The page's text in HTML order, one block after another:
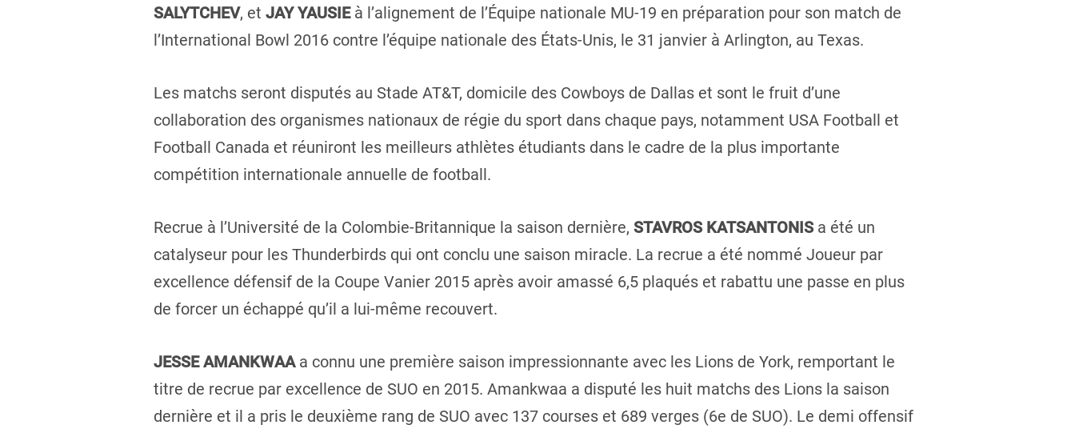
SALYTCHEV, et JAY YAUSIE à l’alignement de l’Équipe nationale MU-19 en préparation pour son match de
l’International Bowl 2016 contre l’équipe nationale des États-Unis, le 31 janvier à Arlington, au Texas.
Les matchs seront disputés au Stade AT&T, domicile des Cowboys de Dallas et sont le fruit d’une
collaboration des organismes nationaux de régie du sport dans chaque pays, notamment USA Football et
Football Canada et réuniront les meilleurs athlètes étudiants dans le cadre de la plus importante
compétition internationale annuelle de football.
Recrue à l’Université de la Colombie-Britannique la saison dernière, STAVROS KATSANTONIS a été un
catalyseur pour les Thunderbirds qui ont conclu une saison miracle. La recrue a été nommé Joueur par
excellence défensif de la Coupe Vanier 2015 après avoir amassé 6,5 plaqués et rabattu une passe en plus
de forcer un échappé qu’il a lui-même recouvert.
JESSE AMANKWAA a connu une première saison impressionnante avec les Lions de York, remportant le
titre de recrue par excellence de SUO en 2015. Amankwaa a disputé les huit matchs des Lions la saison
dernière et il a pris le deuxième rang de SUO avec 137 courses et 689 verges (6e de SUO). Le demi offensif